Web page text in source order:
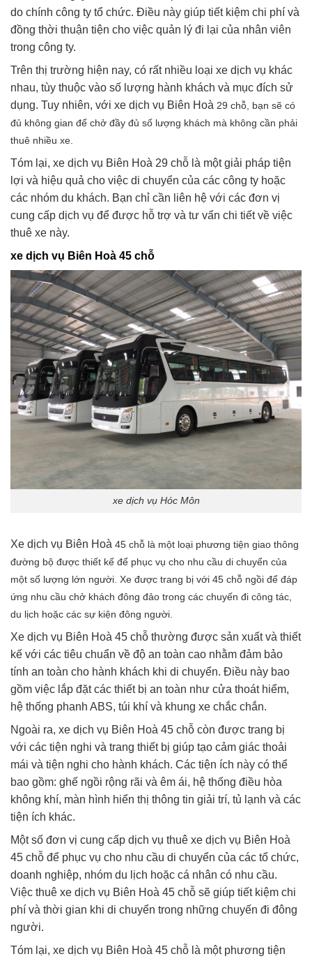
do chính công ty tổ chức. Điều này giúp tiết kiệm chi phí và
đồng thời thuận tiện cho việc quản lý đi lại của nhân viên
trong công ty.
Trên thị trường hiện nay, có rất nhiều loại xe dịch vụ khác
nhau, tùy thuộc vào số lượng hành khách và mục đích sử
dụng. Tuy nhiên, với xe dịch vụ Biên Hoà 29 chỗ, bạn sẽ có
đủ không gian để chở đầy đủ số lượng khách mà không cần phải
thuê nhiều xe.
Tóm lại, xe dịch vụ Biên Hoà 29 chỗ là một giải pháp tiện
lợi và hiệu quả cho việc di chuyển của các công ty hoặc
các nhóm du khách. Bạn chỉ cần liên hệ với các đơn vị
cung cấp dịch vụ để được hỗ trợ và tư vấn chi tiết về việc
thuê xe này.
xe dịch vụ Biên Hoà 45 chỗ
xe dịch vụ Hóc Môn
Xe dịch vụ Biên Hoà 45 chỗ là một loại phương tiện giao thông
đường bộ được thiết kế để phục vụ cho nhu cầu di chuyển của
một số lượng lớn người. Xe được trang bị với 45 chỗ ngồi để đáp
ứng nhu cầu chở khách đông đảo trong các chuyến đi công tác,
du lịch hoặc các sự kiện đông người.
Xe dịch vụ Biên Hoà 45 chỗ thường được sản xuất và thiết
kế với các tiêu chuẩn về độ an toàn cao nhằm đảm bảo
tính an toàn cho hành khách khi di chuyển. Điều này bao
gồm việc lắp đặt các thiết bị an toàn như cửa thoát hiểm,
hệ thống phanh ABS, túi khí và khung xe chắc chắn.
Ngoài ra, xe dịch vụ Biên Hoà 45 chỗ còn được trang bị
với các tiện nghi và trang thiết bị giúp tạo cảm giác thoải
mái và tiện nghi cho hành khách. Các tiện ích này có thể
bao gồm: ghế ngồi rộng rãi và êm ái, hệ thống điều hòa
không khí, màn hình hiển thị thông tin giải trí, tủ lạnh và các
tiện ích khác.
Một số đơn vị cung cấp dịch vụ thuê xe dịch vụ Biên Hoà
45 chỗ để phục vụ cho nhu cầu di chuyển của các tổ chức,
doanh nghiệp, nhóm du lịch hoặc cá nhân có nhu cầu.
Việc thuê xe dịch vụ Biên Hoà 45 chỗ sẽ giúp tiết kiệm chi
phí và thời gian khi di chuyển trong những chuyến đi đông
người.
Tóm lại, xe dịch vụ Biên Hoà 45 chỗ là một phương tiện